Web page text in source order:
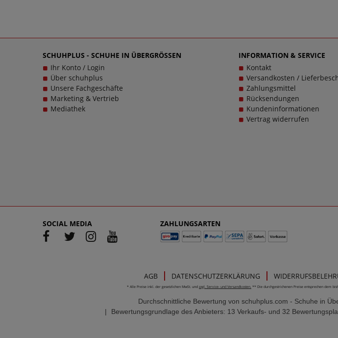
sollen große Schuhe von Manitu für Damen schlichtweg passen und dabei stets zu
SCHUHPLUS - SCHUHE IN ÜBERGRÖSSEN
Ihr Konto / Login
Über schuhplus
Unsere Fachgeschäfte
Marketing & Vertrieb
Mediathek
INFORMATION & SERVICE
Kontakt
Versandkosten /
Zahlungsmittel
Rücksendungen
Kundeninformationen
Vertrag widerrufen
SOCIAL MEDIA ZAHLUNGSARTEN
AGB DATENSCHUTZERKLÄRUNG
* Alle Preise inkl. der gesetzlichen MwSt. und zzgl. Service- und Versandkosten. ** Die durchgestrichenen Preise entsprechen dem
Durchschnittliche Bewertung von schuhplus.com - Schuhe in
|
Bewertungsgrundlage des Anbieters: 13 Verkaufs- und 32